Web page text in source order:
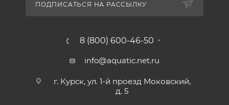
ПОДПИСАТЬСЯ НА РАССЫЛКУ
8 (800) 600-46-50
info@aquatic.net.ru
г. Курск, ул. 1-й проезд Моковский,
д. 5